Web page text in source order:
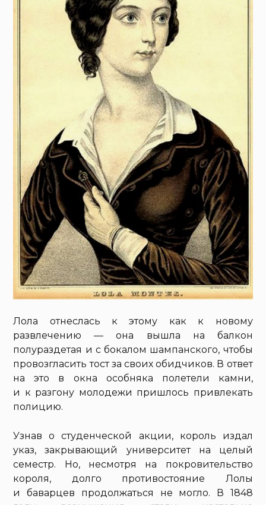
Лола отнеслась к этому как к новому
развлечению — она вышла на балкон
полураздетая и с бокалом шампанского, чтобы
провозгласить тост за своих обидчиков. В ответ
на это в окна особняка полетели камни,
и к разгону молодежи пришлось привлекать
полицию.
Узнав о студенческой акции, король издал
указ, закрывающий университет на целый
семестр. Но, несмотря на покровительство
короля, долго противостояние Лолы
и баварцев продолжаться не могло. В 1848